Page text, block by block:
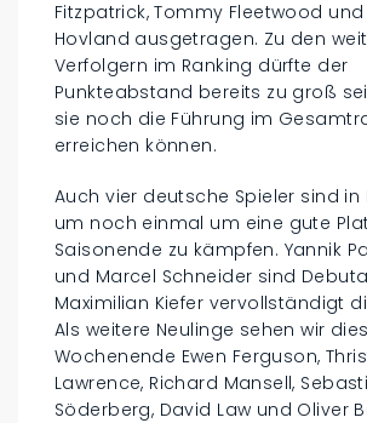
Fitzpatrick, Tommy Fleetwood
Hovland ausgetragen. Zu den
Verfolgern im Ranking dürfte der
Punkteabstand bereits zu groß
sie noch die Führung im
erreichen können.
Auch vier deutsche Spieler sind in
um noch einmal um eine gute
Saisonende zu kämpfen. Yannik
und Marcel Schneider sind
Maximilian Kiefer vervollständigt
Als weitere Neulinge sehen wir
Wochenende Ewen Ferguson,
Lawrence, Richard Mansell,
Söderberg, David Law und Oliver